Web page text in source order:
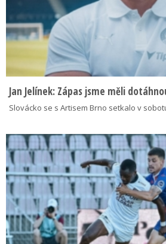
Jan Jelínek: Zápas jsme měli
Slovácko se s Artisem Brno setkalo v